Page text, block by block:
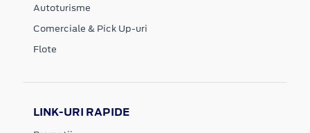
Autoturisme
Comerciale & Pick Up-uri
Flote
LINK-URI RAPIDE